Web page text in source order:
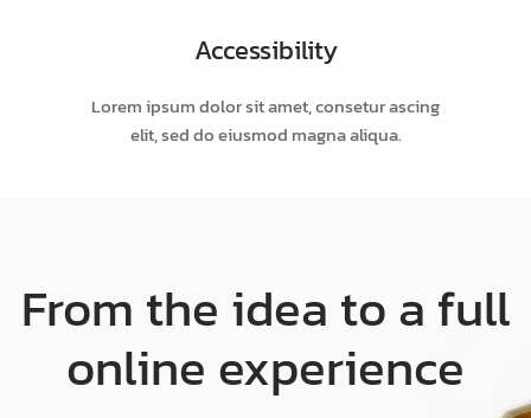
Accessibility
Lorem ipsum dolor sit amet, consetur ascing
elit, sed do eiusmod magna aliqua.
From the idea to a full
online experience